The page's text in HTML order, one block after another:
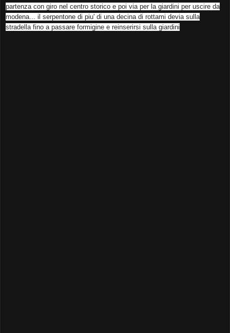
partenza con giro nel centro storico e poi via per la giardini per uscire da
modena... il serpentone di piu' di una decina di rottami devia sulla
stradella fino a passare formigine e reinserirsi sulla giardini